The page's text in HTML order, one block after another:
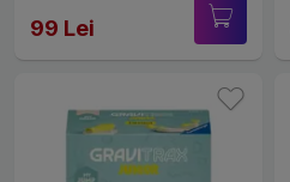
99 Lei